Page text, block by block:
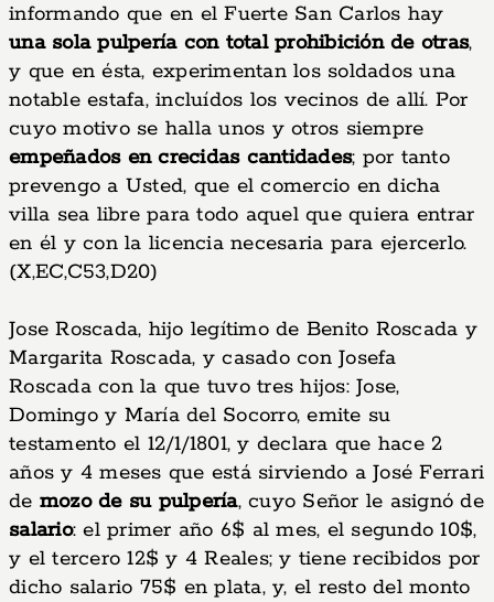
informando que en el Fuerte San Carlos hay
una sola pulpería con total prohibición de otras,
y que en ésta, experimentan los soldados una
notable estafa, incluídos los vecinos de allí. Por
cuyo motivo se halla unos y otros siempre
empeñados en crecidas cantidades; por tanto
prevengo a Usted, que el comercio en dicha
villa sea libre para todo aquel que quiera entrar
en él y con la licencia necesaria para ejercerlo.
(X,EC,C53,D20)
Jose Roscada, hijo legítimo de Benito Roscada y
Margarita Roscada, y casado con Josefa
Roscada con la que tuvo tres hijos: Jose,
Domingo y María del Socorro, emite su
testamento el 12/1/1801, y declara que hace 2
años y 4 meses que está sirviendo a José Ferrari
de mozo de su pulpería, cuyo Señor le asignó de
salario: el primer año 6$ al mes, el segundo 10$,
y el tercero 12$ y 4 Reales; y tiene recibidos por
dicho salario 75$ en plata, y, el resto del monto